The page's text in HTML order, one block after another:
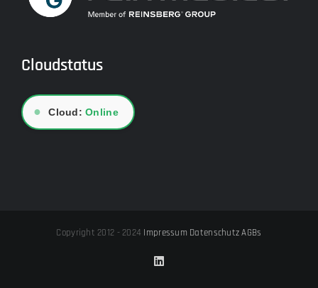
Cloudstatus
● Cloud:Online
Copyright 2012 - 2024 Impressum Datenschutz AGBs
LinkedIn